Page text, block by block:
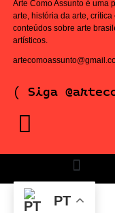
Arte Como Assunto é uma
arte, história da arte,
conteúdos sobre arte
artísticos.
( Siga
PT